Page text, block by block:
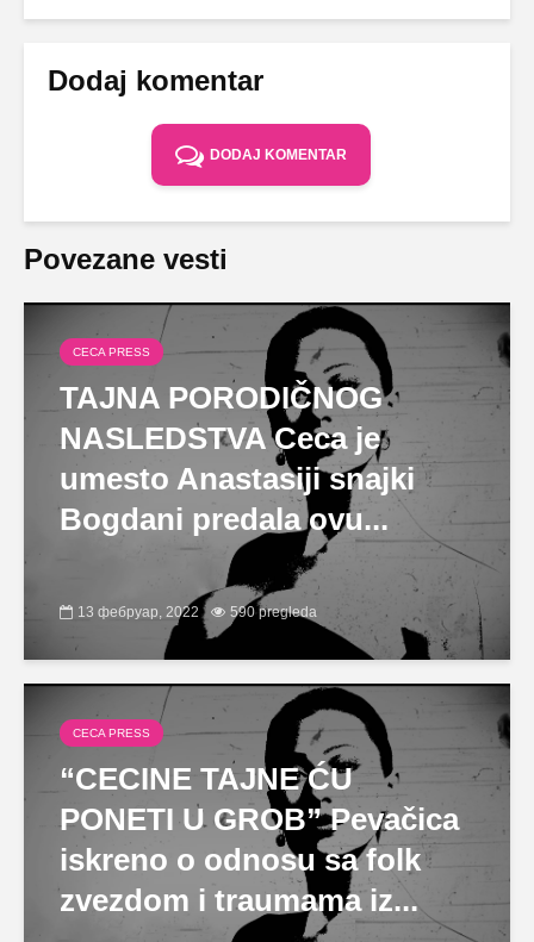
Dodaj komentar
DODAJ KOMENTAR
Povezane vesti
CECA PRESS
TAJNA PORODIČNOG
NASLEDSTVA Ceca je
umesto Anastasiji snajki
Bogdani predala ovu...
13 фебруар, 2022 590 pregleda
CECA PRESS
“CECINE TAJNE ĆU
PONETI U GROB” Pevačica
iskreno o odnosu sa folk
zvezdom i traumama iz...